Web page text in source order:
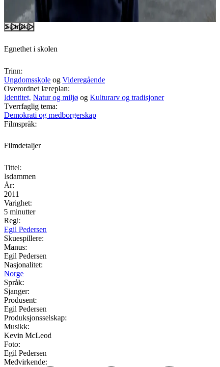
Se trailer
Egnethet i skolen
Trinn:
Ungdomsskole og Videregående
Overordnet læreplan:
Identitet, Natur og miljø og Kulturarv og tradisjoner
Tverrfaglig tema:
Demokrati og medborgerskap
Filmspråk:
Filmdetaljer
Tittel:
Isdammen
År:
2011
Varighet:
5 minutter
Regi:
Egil Pedersen
Skuespillere:
Manus:
Egil Pedersen
Nasjonalitet:
Norge
Språk:
Sjanger:
Produsent:
Egil Pedersen
Produksjonsselskap:
Musikk:
Kevin McLeod
Foto:
Egil Pedersen
Medvirkende: